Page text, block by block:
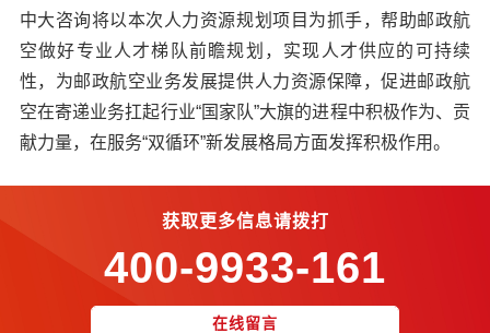
中大咨询将以本次人力资源规划项目为抓手，帮助邮政航
空做好专业人才梯队前瞻规划，实现人才供应的可持续
性，为邮政航空业务发展提供人力资源保障，促进邮政航
空在寄递业务扛起行业“国家队”大旗的进程中积极作为、贡
献力量，在服务“双循环”新发展格局方面发挥积极作用。
获取更多信息请拨打
400-9933-161
在线留言